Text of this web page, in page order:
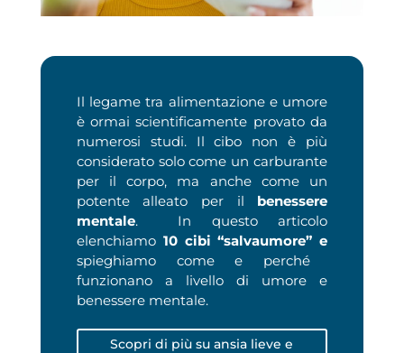
Il legame tra alimentazione e umore
è ormai scientificamente provato da
numerosi studi. Il cibo non è più
considerato solo come un carburante
per il corpo, ma anche come un
potente alleato per il benessere
mentale. In questo articolo
elenchiamo 10 cibi “salvaumore” e
spieghiamo come e perché
funzionano a livello di umore e
benessere mentale.
Scopri di più su ansia lieve e